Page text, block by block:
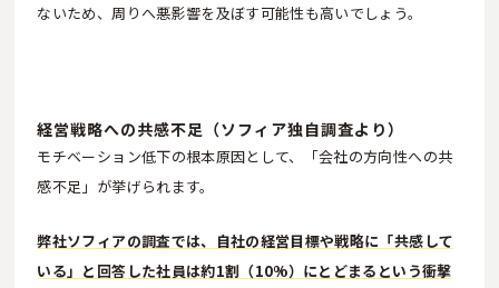
ないため、周りへ悪影響を及ぼす可能性も高いでしょう。
経営戦略への共感不足（ソフィア独自調査より）
モチベーション低下の根本原因として、「会社の方向性への共
感不足」が挙げられます。
弊社ソフィアの調査では、自社の経営目標や戦略に「共感して
いる」と回答した社員は約1割（10%）にとどまるという衝撃